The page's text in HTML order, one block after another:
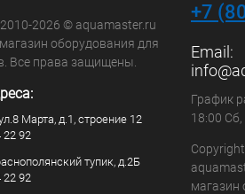
2026 © aquamaster.ru
оборудования для
Все права защищены.
Марта, д.1, строение 12
22 92
тупик, д.2Б
22 92
+7
Email:
График
18:00
магазин